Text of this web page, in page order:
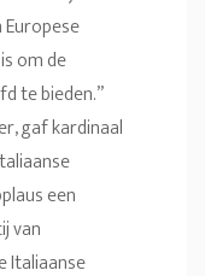
om de
te bieden.”
gaf kardinaal
een
van
Italiaanse